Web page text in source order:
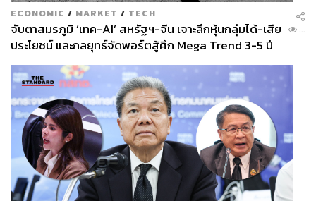
ECONOMIC / MARKET / TECH
จับตาสมรภูมิ ‘เทค-AI’ สหรัฐฯ-จีน เจาะลึกหุ้นกลุ่มได้-เสีย
ประโยชน์ และกลยุทธ์จัดพอร์ตสู้ศึก Mega Trend 3-5 ปี
ข้างหน้า
...